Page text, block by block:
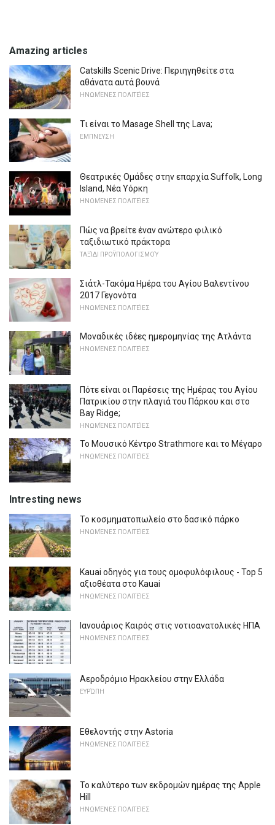
Amazing articles
Catskills Scenic Drive: Περιηγηθείτε στα
αθάνατα αυτά βουνά
ΗΝΩΜΈΝΕΣ ΠΟΛΙΤΕΊΕΣ
Τι είναι το Masage Shell της Lava;
ΕΜΠΝΕΥΣΗ
Θεατρικές Ομάδες στην επαρχία Suffolk, Long
Island, Νέα Υόρκη
ΗΝΩΜΈΝΕΣ ΠΟΛΙΤΕΊΕΣ
Πώς να βρείτε έναν ανώτερο φιλικό
ταξιδιωτικό πράκτορα
ΤΑΞΊΔΙ ΠΡΟΫΠΟΛΟΓΙΣΜΟΎ
Σιάτλ-Τακόμα Ημέρα του Αγίου Βαλεντίνου
2017 Γεγονότα
ΗΝΩΜΈΝΕΣ ΠΟΛΙΤΕΊΕΣ
Μοναδικές ιδέες ημερομηνίας της Ατλάντα
ΗΝΩΜΈΝΕΣ ΠΟΛΙΤΕΊΕΣ
Πότε είναι οι Παρέσεις της Ημέρας του Αγίου
Πατρικίου στην πλαγιά του Πάρκου και στο
Bay Ridge;
ΗΝΩΜΈΝΕΣ ΠΟΛΙΤΕΊΕΣ
Το Μουσικό Κέντρο Strathmore και το Μέγαρο
ΗΝΩΜΈΝΕΣ ΠΟΛΙΤΕΊΕΣ
Intresting news
Το κοσμηματοπωλείο στο δασικό πάρκο
ΗΝΩΜΈΝΕΣ ΠΟΛΙΤΕΊΕΣ
Kauai οδηγός για τους ομοφυλόφιλους - Top 5
αξιοθέατα στο Kauai
ΗΝΩΜΈΝΕΣ ΠΟΛΙΤΕΊΕΣ
Ιανουάριος Καιρός στις νοτιοανατολικές ΗΠΑ
ΗΝΩΜΈΝΕΣ ΠΟΛΙΤΕΊΕΣ
Αεροδρόμιο Ηρακλείου στην Ελλάδα
ΕΥΡΏΠΗ
Εθελοντής στην Astoria
ΗΝΩΜΈΝΕΣ ΠΟΛΙΤΕΊΕΣ
Το καλύτερο των εκδρομών ημέρας της Apple
Hill
ΗΝΩΜΈΝΕΣ ΠΟΛΙΤΕΊΕΣ